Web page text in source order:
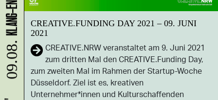
CREATIVE.FUNDING DAY 2021 – 09. JUNI
2021
CREATIVE.NRW veranstaltet am 9. Juni 2021
zum dritten Mal den CREATIVE.Funding Day,
zum zweiten Mal im Rahmen der Startup-Woche
Düsseldorf. Ziel ist es, kreativen
Unternehmer*innen und Kulturschaffenden
09.08.